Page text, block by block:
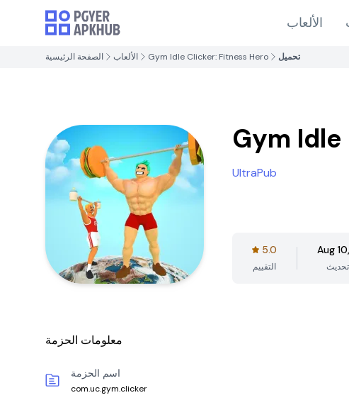
الألعاب
الصفحة الرئيسية الألعاب Gym Idle Clicker: Fitness Hero تحميل
Gym
UltraPub
5.0
التقييم
Aug
معلومات الحزمة
اسم الحزمة
com.uc.gym.clicker